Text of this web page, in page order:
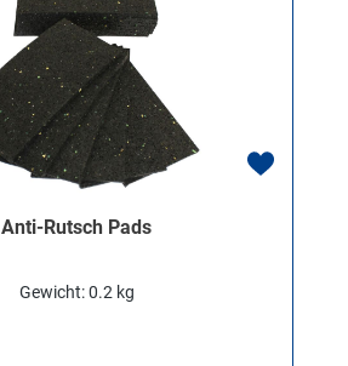
Anti-Rutsch Pads
Gewicht: 0.2 kg